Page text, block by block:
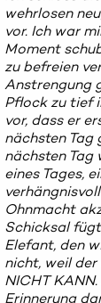
wehrlosen
vor. Ich war
Moment
zu befreien
Anstrengung
Pflock zu tief
vor, dass er
nächsten Tag
nächsten Tag
eines Tages,
Ohnmacht
Schicksal
Elefant, den
nicht, weil der
NICHT
Erinnerung